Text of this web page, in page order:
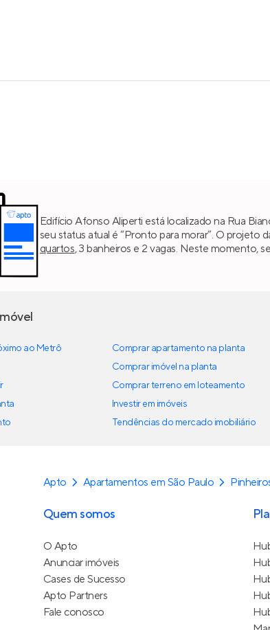
Edifício Afonso Aliperti está localizado na Rua
seu status atual é “Pronto para morar”. O projeto
quartos, 3 banheiros e 2 vagas. Neste momento,
ao Metrô
Comprar apartamento na planta
Comprar imóvel na planta
Comprar terreno em loteamento
Investir em imóveis
Tendências do mercado imobiliário
Apto Apartamentos em São Paulo
Quem somos
O Apto
Anunciar imóveis
Cases de Sucesso
Apto Partners
Fale conosco